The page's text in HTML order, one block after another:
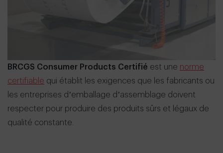
BRCGS Consumer Products Certifié est une norme
certifiable qui établit les exigences que les fabricants ou
les entreprises d’emballage d’assemblage doivent
respecter pour produire des produits sûrs et légaux de
qualité constante.